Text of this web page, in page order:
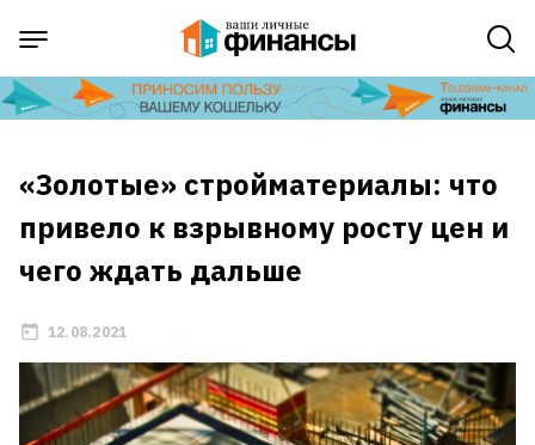
«Золотые» стройматериалы: что
привело к взрывному росту цен и
чего ждать дальше
12.08.2021